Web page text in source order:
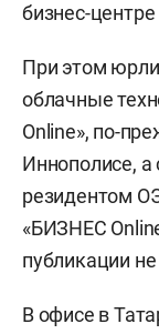
бизнес-
При этом
облачные
Online», по-
Иннополисе, а
резидентом
«БИЗНЕС
публикации
В офисе в